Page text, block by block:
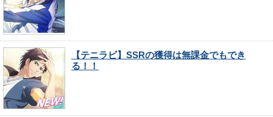
【テニラビ】SSRの獲得は無課金でもでき
る！！